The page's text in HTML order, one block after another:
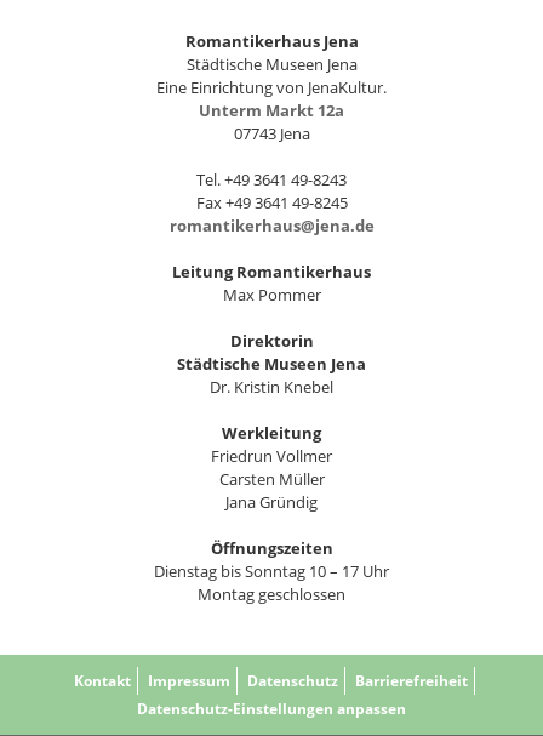
Romantikerhaus Jena
Städtische Museen Jena
Eine Einrichtung von JenaKultur.
Unterm Markt 12a
07743 Jena
Tel. +49 3641 49-8243
Fax +49 3641 49-8245
romantikerhaus@jena.de
Leitung Romantikerhaus
Max Pommer
Direktorin
Städtische Museen Jena
Dr. Kristin Knebel
Werkleitung
Friedrun Vollmer
Carsten Müller
Jana Gründig
Öffnungszeiten
Dienstag bis Sonntag 10 – 17 Uhr
Montag geschlossen
Kontakt Impressum Datenschutz
Barrierefreiheit
Datenschutz-Einstellungen anpassen